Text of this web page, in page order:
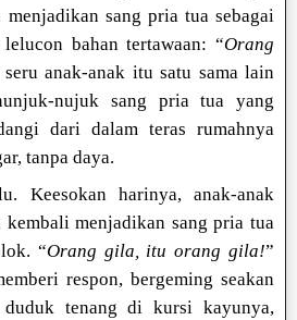
menjadikan sang pria tua sebagai
bahan tertawaan: “Orang
seru anak-anak itu satu sama lain
nujuk sang pria tua yang
dari dalam teras rumahnya
tanpa daya.
Keesokan harinya, anak-anak
kembali menjadikan sang pria tua
“Orang gila, itu orang gila!”
respon, bergeming seakan
duduk tenang di kursi kayunya,